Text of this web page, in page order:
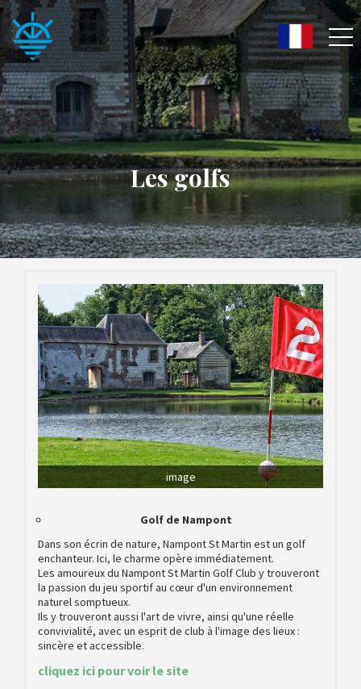
Les golfs
image
Golf de Nampont
Dans son écrin de nature, Nampont St Martin est un golf
enchanteur. Ici, le charme opère immédiatement.
Les amoureux du Nampont St Martin Golf Club y trouveront
la passion du jeu sportif au cœur d'un environnement
naturel somptueux.
Ils y trouveront aussi l'art de vivre, ainsi qu'une réelle
convivialité, avec un esprit de club à l'image des lieux :
sincère et accessible.
cliquez ici pour voir le site